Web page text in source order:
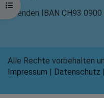
Kursindex öffnen
Spenden IBAN CH93
Alle Rechte vorbehalten
Impressum | Datenschutz |